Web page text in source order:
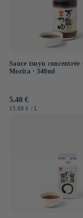
frais, récoltés dans
Sauce tsuyu concentrée
Morita ⋅ 340ml
Prix
habituel
5.40 €
PRIX
15.88 € / PAR
L